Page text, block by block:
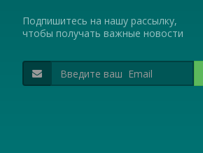
Подпишитесь на нашу рассылку,
чтобы получать важные новости